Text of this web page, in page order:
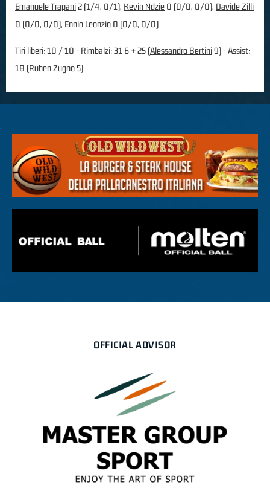
Emanuele Trapani2 (1/4, 0/1), Kevin Ndzie 0 (0/0, 0/0), Davide Zilli
0 (0/0, 0/0), Ennio Leonzio 0 (0/0, 0/0)
Tiri liberi: 10 / 10 - Rimbalzi: 31 6 + 25 (Alessandro Bertini9) - Assist:
18 (Ruben Zugno5)
OFFICIAL ADVISOR